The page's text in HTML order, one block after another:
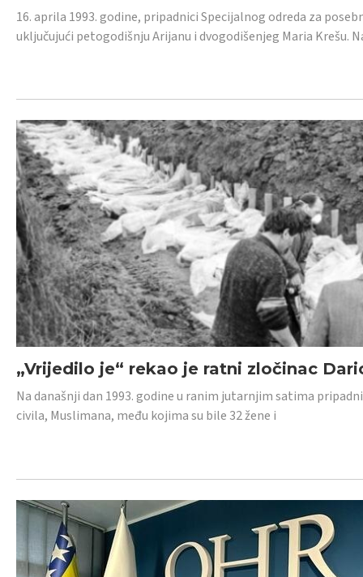
16. aprila 1993. godine, pripadnici Specijalnog odreda za
uključujući petogodišnju Arijanu i dvogodišenjeg Maria Krešu.
„Vrijedilo je“ rekao je ratni zločinac
Na današnji dan 1993. godine u ranim jutarnjim satima
civila, Muslimana, među kojima su bile 32 žene i